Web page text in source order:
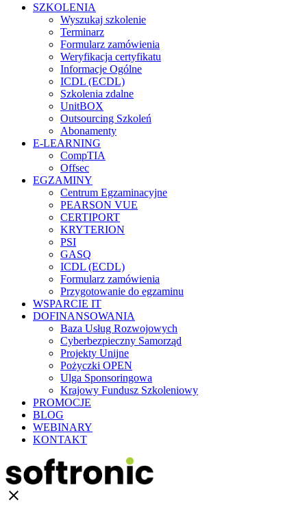
SZKOLENIA
Wyszukaj szkolenie
Terminarz
Formularz zamówienia
Weryfikacja certyfikatu
Informacje Ogólne
ICDL (ECDL)
Szkolenia zdalne
UnitBOX
Outsourcing Szkoleń
Abonamenty
E-LEARNING
CompTIA
Offsec
EGZAMINY
Centrum Egzaminacyjne
PEARSON VUE
CERTIPORT
KRYTERION
PSI
GASQ
ICDL (ECDL)
Formularz zamówienia
Przygotowanie do egzaminu
WSPARCIE IT
DOFINANSOWANIA
Baza Usług Rozwojowych
Cyberbezpieczny Samorząd
Projekty Unijne
Pożyczki OPEN
Ulga Sponsoringowa
Krajowy Fundusz Szkoleniowy
PROMOCJE
BLOG
WEBINARY
KONTAKT
clear